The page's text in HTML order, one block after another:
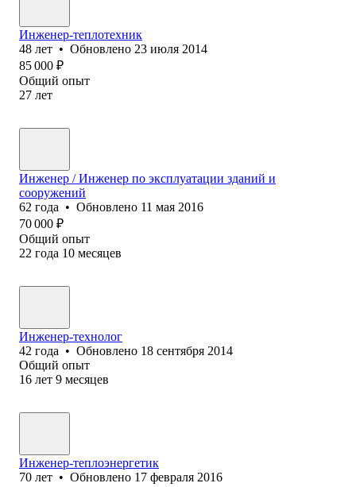
Инженер-теплотехник
48 лет • Обновлено 23 июля 2014
85 000 ₽
Общий опыт
27 лет
Инженер / Инженер по эксплуатации зданий и
сооружений
62 года • Обновлено 11 мая 2016
70 000 ₽
Общий опыт
22 года 10 месяцев
Инженер-технолог
42 года • Обновлено 18 сентября 2014
Общий опыт
16 лет 9 месяцев
Инженер-теплоэнергетик
70 лет • Обновлено 17 февраля 2016